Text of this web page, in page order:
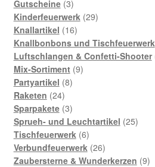
Gutscheine 33
Produkte
Kinderfeuerwerk 2929
Knallartikel 1616
Produkte
Knallbonbons und Tischfeuerwerk
Luftschlangen & Confetti-Shooter
Mix-Sortiment 99
Partyartikel 88
Raketen 2424
Produkte
Sparpakete 33
Produkte
Sprueh- und Leuchtartikel 2525
Tischfeuerwerk 66
Produkte
Verbundfeuerwerk 2626
Produkte
Zaubersterne & Wunderkerzen 99